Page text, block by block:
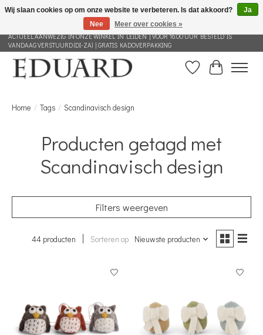
GRATIS VERZENDING NEDERLAND VANAF 100 EURO | ALLES IN DEZE WEBSHOP IS
ACTUEEL AANWEZIG IN ONZE WINKEL IN LEIDEN | VOOR 16.00 UUR BESTELD IS
VANDAAG VERSTUURD (DI-ZA) | GRATIS KADOVERPAKKING
Verlanglijst
Home / Tags / Scandinavisch design
Producten getagd met
Scandinavisch design
Filters weergeven
44 producten Sorteren op Nieuwste producten
Wij slaan cookies op om onze website te verbeteren. Is dat akkoord?
Ja
Nee
Meer over cookies »